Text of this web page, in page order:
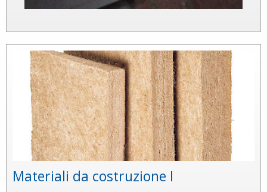
Materiali da costruzione I